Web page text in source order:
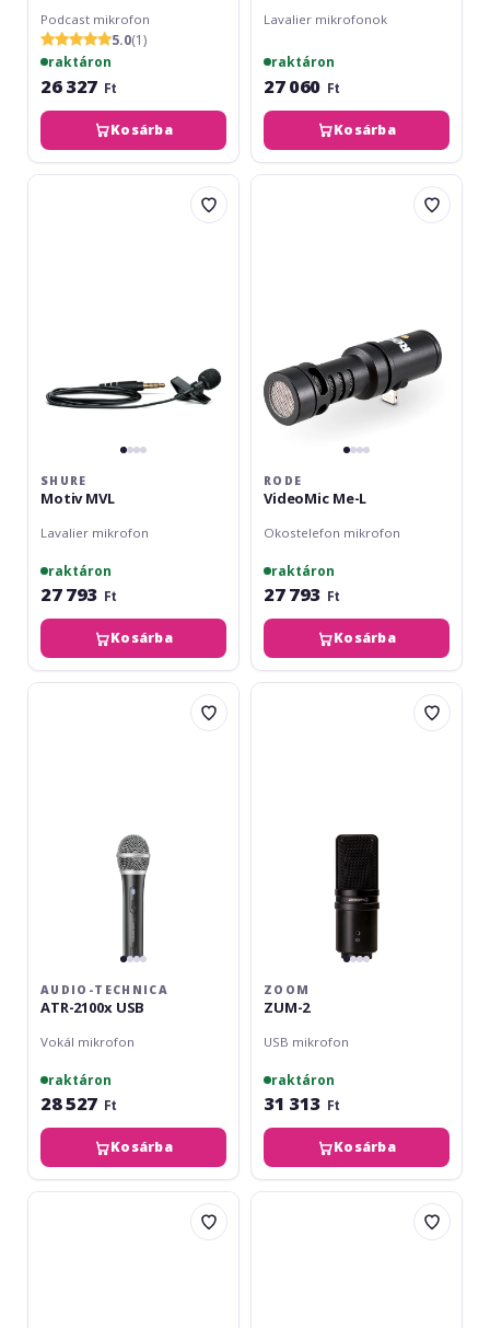
Podcast mikrofon
5.0(1)
raktáron
26 327 Ft
Kosárba
Lavalier mikrofonok
raktáron
27 060 Ft
Kosárba
Shure
SHURE
Motiv MVL
Lavalier mikrofon
raktáron
27 793 Ft
Kosárba
Rode
RODE
VideoMic Me-L
Okostelefon mikrofon
raktáron
27 793 Ft
Kosárba
Audio-
AUDIO-TECHNICA
ATR-2100x USB
Vokál mikrofon
raktáron
28 527 Ft
Kosárba
Zoom
ZOOM
ZUM-2
USB mikrofon
raktáron
31 313 Ft
Kosárba
M-
IK